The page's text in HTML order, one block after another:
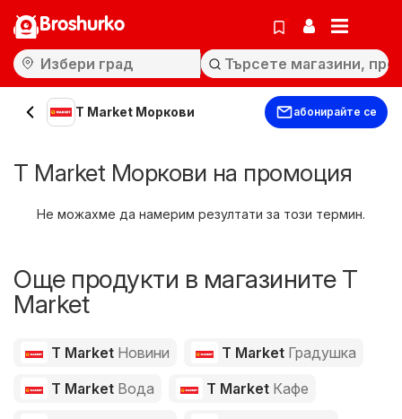
Broshurko
T Market Моркови абонирайте се
T Market Моркови на промоция
Не можахме да намерим резултати за този термин.
Още продукти в магазините T
Market
T Market Новини T Market Градушка
T Market Вода T Market Кафе